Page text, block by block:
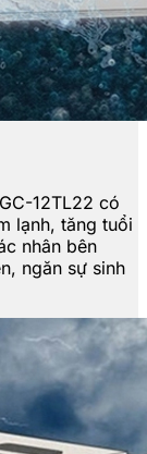
12TL22 có
lạnh, tăng tuổi
nhân bên
ngăn sự sinh